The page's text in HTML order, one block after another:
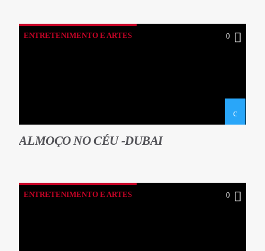
ENTRETENIMENTO E ARTES 0
ALMOÇO NO CÉU -DUBAI
ENTRETENIMENTO E ARTES 0